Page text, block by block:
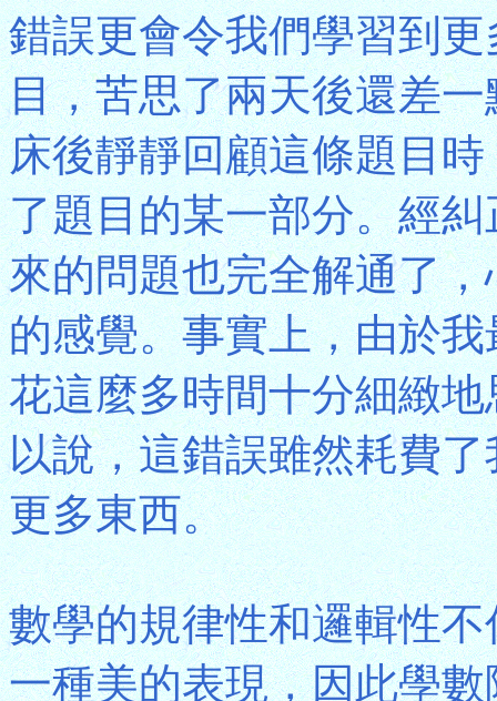
錯誤更會令我們學習到
目，苦思了兩天後還差
床後靜靜回顧這條題目
了題目的某一部分。經
來的問題也完全解通了
的感覺。事實上，由於
花這麼多時間十分細緻
以說，這錯誤雖然耗費
更多東西。
數學的規律性和邏輯性
一種美的表現，因此學